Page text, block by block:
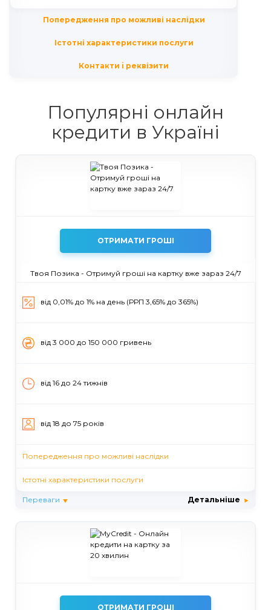
Попередження про можливі наслідки
Істотні характеристики послуги
Контакти i реквізити
Популярні онлайн
кредити в Україні
ОТРИМАТИ ГРОШІ
Твоя Позика - Отримуй гроші на картку вже зараз 24/7
від 0,01% до 1% на день (РРП 3,65% до 365%)
вiд 3 000 до 150 000 гривень
від 16 до 24 тижнів
вiд 18 до 75 рокiв
Попередження про можливі наслідки
Істотні характеристики послуги
Переваги Детальніше
ОТРИМАТИ ГРОШІ